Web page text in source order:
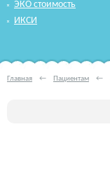
ЭКО стоимость
ИКСИ
Главная ← Пациентам ←